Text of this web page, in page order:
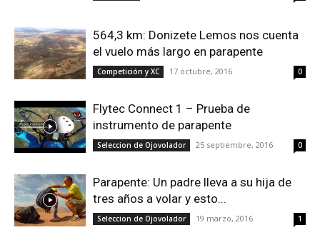
564,3 km: Donizete Lemos nos cuenta
el vuelo más largo en parapente
Competición y XC 17 octubre, 2016 0
Flytec Connect 1 – Prueba de
instrumento de parapente
Seleccion de Ojovolador 25 septiembre, 2016 0
Parapente: Un padre lleva a su hija de
tres años a volar y esto...
Seleccion de Ojovolador 19 marzo, 2016 1